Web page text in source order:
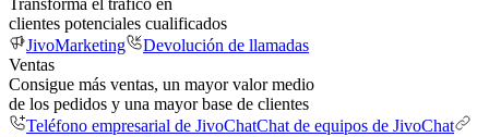
Transforma el tráfico en
clientes potenciales cualificados
JivoMarketing
Devolución de llamadas
Ventas
Consigue más ventas, un mayor valor medio
de los pedidos y una mayor base de clientes
Teléfono empresarial de JivoChatChat de equipos de JivoChat